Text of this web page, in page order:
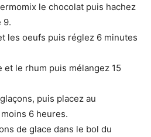
le chocolat puis hachez
9.
les oeufs puis réglez 6 minutes
et le rhum puis mélangez 15
puis placez au
6 heures.
de glace dans le bol du